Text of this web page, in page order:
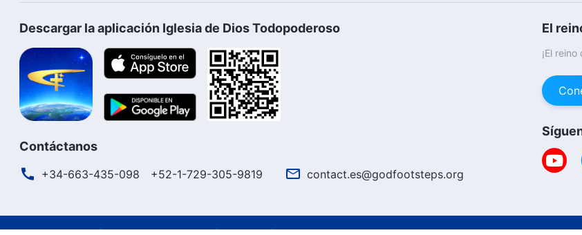
Descargar la aplicación Iglesia de Dios Todopoderoso
Contáctanos
+34-663-435-098 +52-1-729-305-9819 contact.es@godfootsteps.org
El
¡El